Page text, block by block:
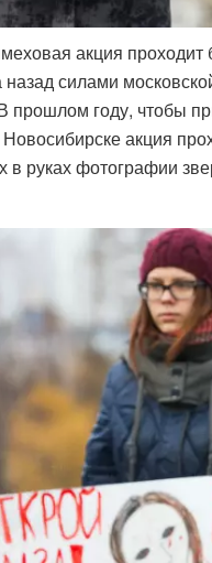
акция
назад силами
году, чтобы
акция
в руках фотографии